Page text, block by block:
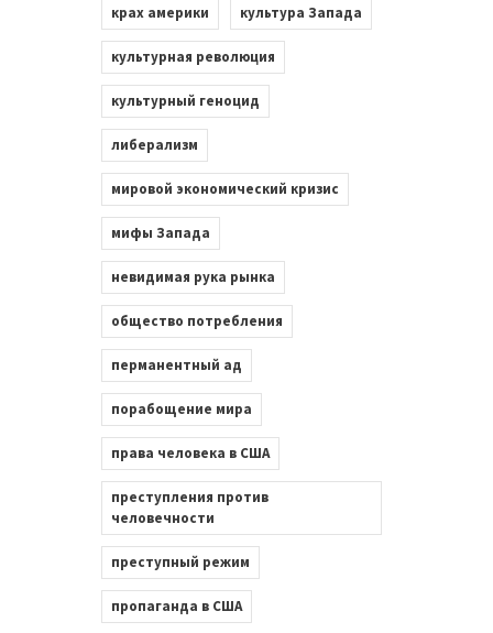
крах америки культура Запада
культурная революция
культурный геноцид
либерализм
мировой экономический кризис
мифы Запада
невидимая рука рынка
общество потребления
перманентный ад
порабощение мира
права человека в США
преступления против
человечности
преступный режим
пропаганда в США